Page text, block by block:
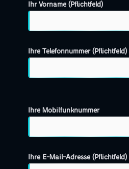
Ihr Vorname (Pflichtfeld)
Ihre Telefonnummer (Pflichtfeld)
Ihre Mobilfunknummer
Ihre E-Mail-Adresse (Pflichtfeld)